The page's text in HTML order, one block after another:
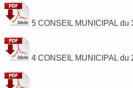
5 CONSEIL MUNICIPAL du
4 CONSEIL MUNICIPAL du